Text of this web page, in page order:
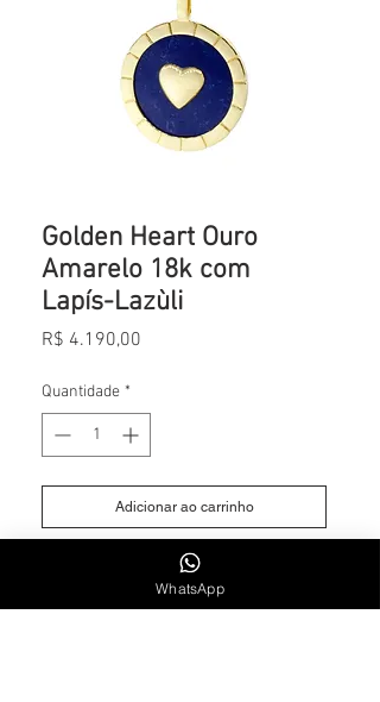
Golden Heart Ouro
Amarelo 18k com
Lapís-Lazùli
R$ 4.190,00
Quantidade *
Adicionar ao carrinho
Ouro Amarelo com Lapís-Lazùli e
corrente Cartier 45cm
WhatsApp